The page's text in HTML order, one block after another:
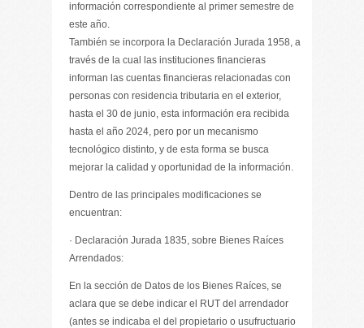
información correspondiente al primer semestre de
este año.
También se incorpora la Declaración Jurada 1958, a
través de la cual las instituciones financieras
informan las cuentas financieras relacionadas con
personas con residencia tributaria en el exterior,
hasta el 30 de junio, esta información era recibida
hasta el año 2024, pero por un mecanismo
tecnológico distinto, y de esta forma se busca
mejorar la calidad y oportunidad de la información.
Dentro de las principales modificaciones se
encuentran:
· Declaración Jurada 1835, sobre Bienes Raíces
Arrendados:
En la sección de Datos de los Bienes Raíces, se
aclara que se debe indicar el RUT del arrendador
(antes se indicaba el del propietario o usufructuario